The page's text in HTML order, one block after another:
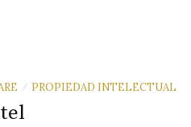
/ PROPIEDAD INTELECTUAL